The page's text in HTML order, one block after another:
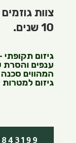
צוות
10 שנים.
גיזום תקופתי
ענפים והסרת
המהווים
גיזום